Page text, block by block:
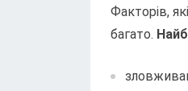
Факторів,
багато.